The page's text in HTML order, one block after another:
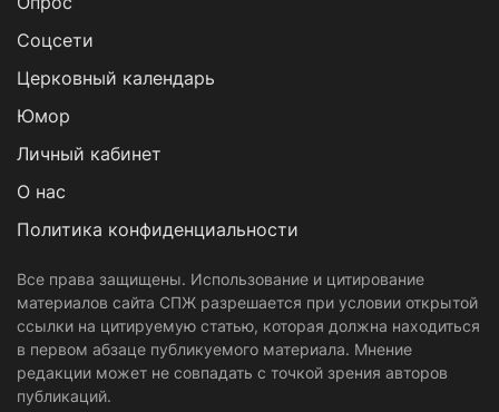
Cоцсети
Церковный календарь
Юмор
Личный кабинет
О нас
Политика конфиденциальности
Все права защищены. Использование и цитирование
материалов сайта СПЖ разрешается при условии открытой
ссылки на цитируемую статью, которая должна находиться
в первом абзаце публикуемого материала. Мнение
редакции может не совпадать с точкой зрения авторов
публикаций.